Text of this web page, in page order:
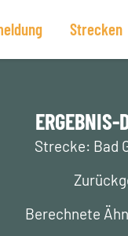
Strecken
ERGEBNIS-
Strecke: Bad
Berechnete